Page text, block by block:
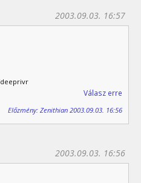
2003.09.03. 16:57
deeprivr
Válasz erre
Előzmény: Zenithian 2003.09.03. 16:56
2003.09.03. 16:56